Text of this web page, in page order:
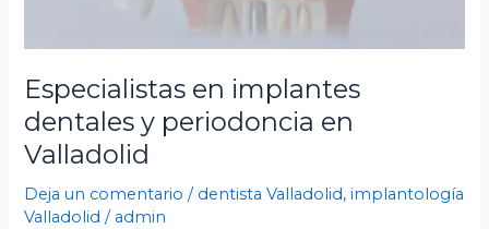
Especialistas en implantes
dentales y periodoncia en
Valladolid
Deja un comentario / dentista Valladolid,implantología
Valladolid / admin